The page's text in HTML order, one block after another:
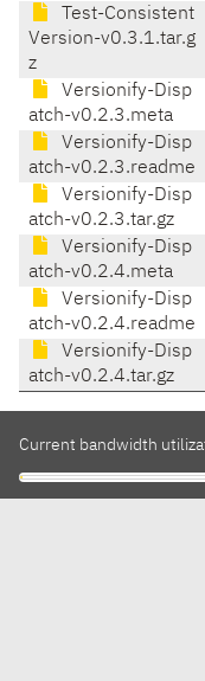
Test-Consistent
Version-v0.3.1.tar.g
z
Versionify-Disp
atch-v0.2.3.meta
Versionify-Disp
atch-v0.2.3.readme
Versionify-Disp
atch-v0.2.3.tar.gz
Versionify-Disp
atch-v0.2.4.meta
Versionify-Disp
atch-v0.2.4.readme
Versionify-Disp
atch-v0.2.4.tar.gz
Current bandwidth